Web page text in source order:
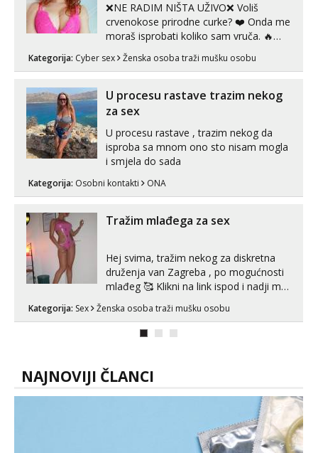
❌NE RADIM NIŠTA UŽIVO❌ Voliš
crvenokose prirodne curke? ❤️ Onda me
moraš isprobati koliko sam vruča.‎ ️‍🔥
MLADA vražica koja ima 100%
prorodne grudi, 💦 Misli su mi uvijek
U mojoj raznolikoj ponudi možeš
pranaći nešto po svojoj mjeri. Sexi videa
Kategorija: Cyber sex Ženska osoba traži mušku osobu
U procesu rastave trazim nekog
za sex
U procesu rastave , trazim nekog da
isproba sa mnom ono sto nisam mogla
i smjela do sada
Kategorija: Osobni kontakti ONA
Tražim mlađega za sex
Hej svima, tražim nekog za diskretna
druženja van Zagreba , po mogućnosti
mlađeg 🥰 Klikni na link ispod i nadji me
Kategorija: Sex Ženska osoba traži mušku osobu
NAJNOVIJI ČLANCI